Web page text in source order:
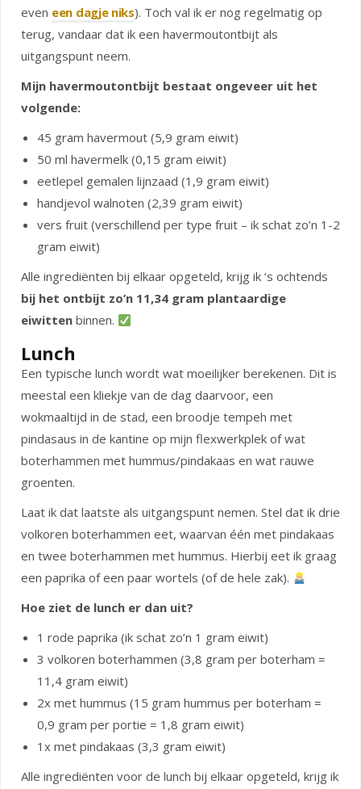
even een dagje niks). Toch val ik er nog regelmatig op
terug, vandaar dat ik een havermoutontbijt als
uitgangspunt neem.
Mijn havermoutontbijt bestaat ongeveer uit het
volgende:
45 gram havermout (5,9 gram eiwit)
50 ml havermelk (0,15 gram eiwit)
eetlepel gemalen lijnzaad (1,9 gram eiwit)
handjevol walnoten (2,39 gram eiwit)
vers fruit (verschillend per type fruit – ik schat zo’n 1-2
gram eiwit)
Alle ingrediënten bij elkaar opgeteld, krijg ik ‘s ochtends
bij het ontbijt zo’n 11,34 gram plantaardige
eiwitten binnen.
Lunch
Een typische lunch wordt wat moeilijker berekenen. Dit is
meestal een kliekje van de dag daarvoor, een
wokmaaltijd in de stad, een broodje tempeh met
pindasaus in de kantine op mijn flexwerkplek of wat
boterhammen met hummus/pindakaas en wat rauwe
groenten.
Laat ik dat laatste als uitgangspunt nemen. Stel dat ik drie
volkoren boterhammen eet, waarvan één met pindakaas
en twee boterhammen met hummus. Hierbij eet ik graag
een paprika of een paar wortels (of de hele zak).
Hoe ziet de lunch er dan uit?
1 rode paprika (ik schat zo’n 1 gram eiwit)
3 volkoren boterhammen (3,8 gram per boterham =
11,4 gram eiwit)
2x met hummus (15 gram hummus per boterham =
0,9 gram per portie = 1,8 gram eiwit)
1x met pindakaas (3,3 gram eiwit)
Alle ingrediënten voor de lunch bij elkaar opgeteld, krijg ik